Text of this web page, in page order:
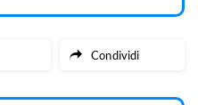
Condividi